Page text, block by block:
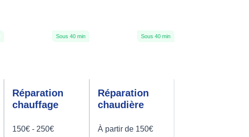
Sous 40 min
Réparation
chauffage
150€ - 250€
Sous 40 min
Réparation
chaudière
À partir de 150€